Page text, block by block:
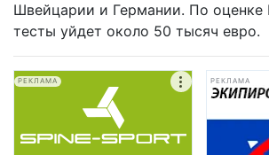
Швейцарии и Германии. По оценке
тесты уйдет около 50 тысяч евро.
РЕКЛАМА РЕКЛАМА